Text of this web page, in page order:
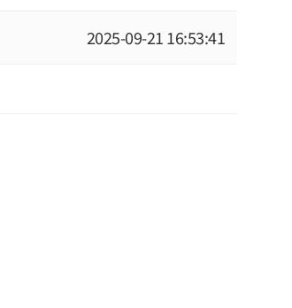
2025-09-21 16:53:41